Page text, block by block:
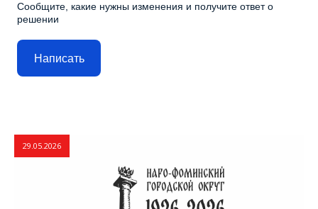
Сообщите, какие нужны изменения и получите ответ о
решении
Написать
29.05.2026